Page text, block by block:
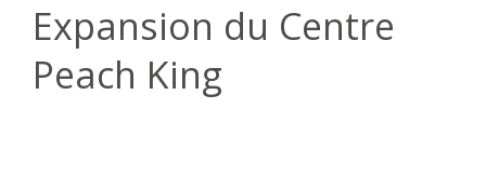
Expansion du Centre
Peach King